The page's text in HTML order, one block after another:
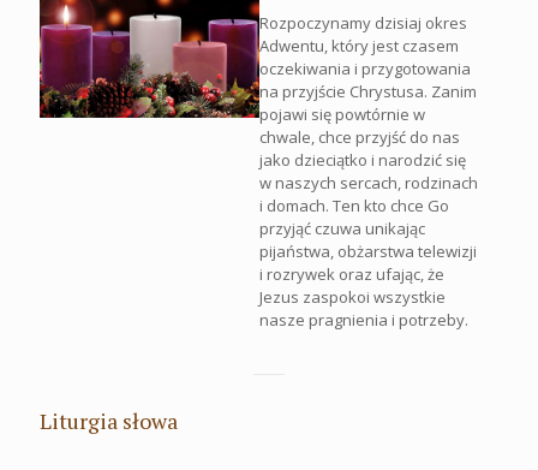
Rozpoczynamy dzisiaj okres
Adwentu, który jest czasem
oczekiwania i przygotowania
na przyjście Chrystusa. Zanim
pojawi się powtórnie w
chwale, chce przyjść do nas
jako dzieciątko i narodzić się
w naszych sercach, rodzinach
i domach. Ten kto chce Go
przyjąć czuwa unikając
pijaństwa, obżarstwa telewizji
i rozrywek oraz ufając, że
Jezus zaspokoi wszystkie
nasze pragnienia i potrzeby.
Liturgia słowa